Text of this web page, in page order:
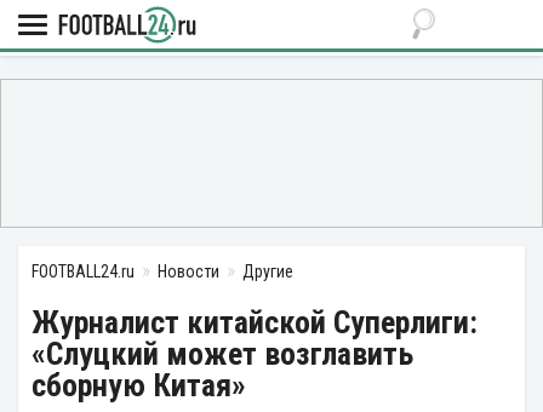
FOOTBALL24.ru Новости Другие
Журналист китайской Суперлиги:
«Слуцкий может возглавить
сборную Китая»